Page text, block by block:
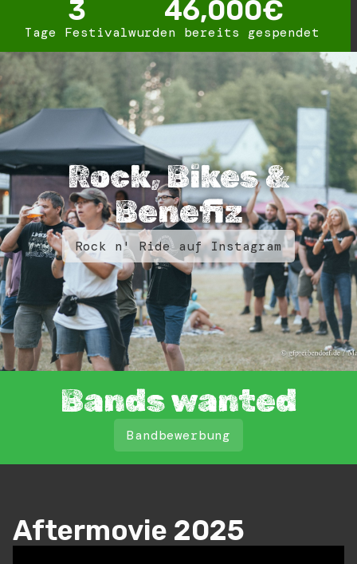
Tage Festival
3
wurden bereits gespendet
46,000€
Rock, Bikes &
Benefiz
Rock n' Ride auf Instagram
Bands wanted
Bandbewerbung
Aftermovie 2025